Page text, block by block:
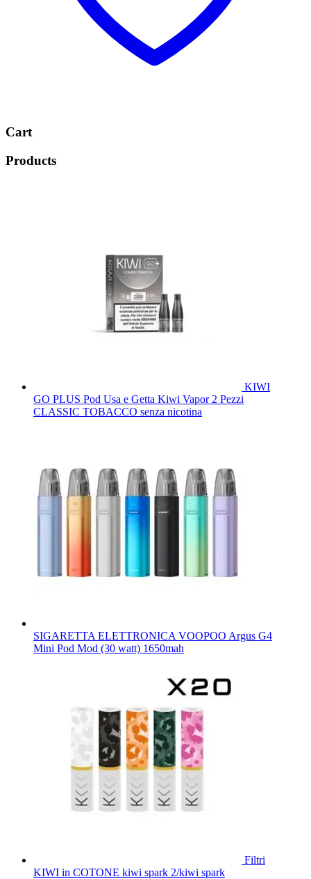
Cart
Products
KIWI
GO PLUS Pod Usa e Getta Kiwi Vapor 2 Pezzi
CLASSIC TOBACCO senza nicotina
SIGARETTA ELETTRONICA VOOPOO Argus G4
Mini Pod Mod (30 watt) 1650mah
Filtri
KIWI in COTONE kiwi spark 2/kiwi spark